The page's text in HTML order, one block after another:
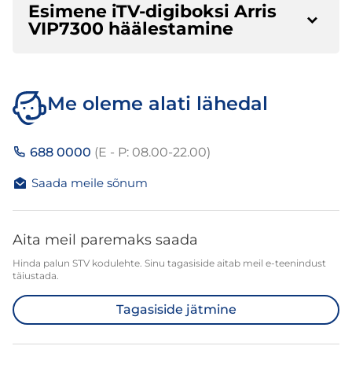
Esimene iTV-digiboksi Arris
VIP7300 häälestamine
Me oleme alati lähedal
688 0000 (E - P: 08.00-22.00)
Saada meile sõnum
Aita meil paremaks saada
Hinda palun STV kodulehte. Sinu tagasiside aitab meil e-teenindust
täiustada.
Tagasiside jätmine